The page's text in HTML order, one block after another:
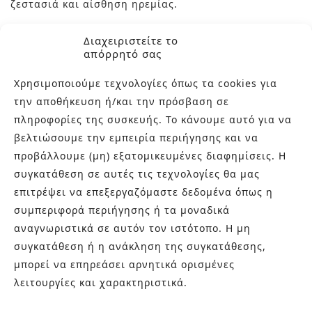
Διαχειριστείτε το
απόρρητό σας
Χρησιμοποιούμε τεχνολογίες όπως τα cookies για
την αποθήκευση ή/και την πρόσβαση σε
πληροφορίες της συσκευής. Το κάνουμε αυτό για να
βελτιώσουμε την εμπειρία περιήγησης και να
προβάλλουμε (μη) εξατομικευμένες διαφημίσεις. Η
συγκατάθεση σε αυτές τις τεχνολογίες θα μας
επιτρέψει να επεξεργαζόμαστε δεδομένα όπως η
συμπεριφορά περιήγησης ή τα μοναδικά
αναγνωριστικά σε αυτόν τον ιστότοπο. Η μη
συγκατάθεση ή η ανάκληση της συγκατάθεσης,
μπορεί να επηρεάσει αρνητικά ορισμένες
λειτουργίες και χαρακτηριστικά.
ζεστασιά και αίσθηση ηρεμίας.
Η σειρά διατίθεται σε 6 βασικές αποχρώσεις (λευκό,
διαστάσεις με πολλά decor (18 συνολικά) στο κάθε
χρώμα για να επιλέξετε.
Η ελαφριά γυαλάδα των πλακιδίων, ακολουθεί τη
φιλοσοφία της σειράς να ανακαλεί το παρελθόν αλλά
να προσαρμόζεται άψογα στο παρόν και το μέλλον,
Διάσταση:11×22,5/ 7×45/ 22,5×45/ 18×20,5/ 11×11/
22,5×22,5 cm